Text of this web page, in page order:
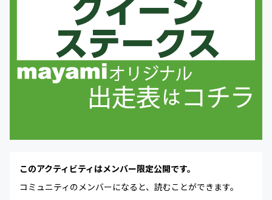
このアクティビティはメンバー限定公開です。
コミュニティのメンバーになると、読むことができます。